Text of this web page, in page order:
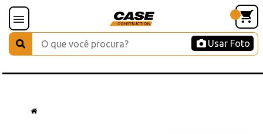
Usar Foto